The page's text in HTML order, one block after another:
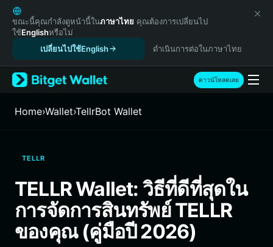
English
日本語
Tiếng Việt
Español (Latinoamérica)
Türkçe
Français
繁體中文
Bahasa Indonesia
ภาษาไทย
हिन्दी
Español
ขณะนี้คุณกำลังดูหน้านี้ในภาษาไทย คุณต้องการเปลี่ยนไป
ใช้Englishหรือไม่
เปลี่ยนไปใช้English
ดำเนินการต่อในภาษาไทย
ดาวน์โหลดเลย
Home›Wallet›TellrBot Wallet
TELLR
TELLR Wallet: วิธีที่ดีที่สุดใน
การจัดการสินทรัพย์ TELLR
ของคุณ (คู่มือปี 2026)